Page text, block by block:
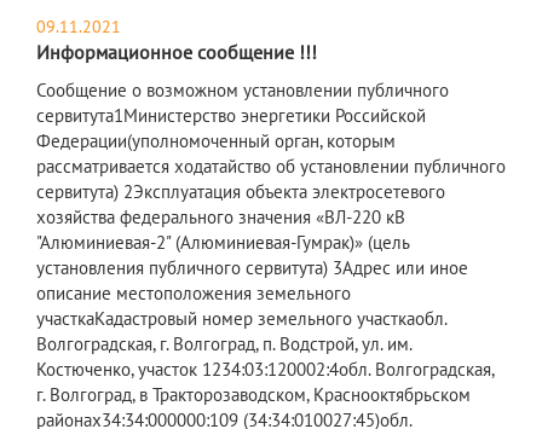
09.11.2021
Информационное сообщение !!!
​Сообщение о возможном установлении публичного
сервитута1Министерство энергетики Российской
Федерации(уполномоченный орган, которым
рассматривается ходатайство об установлении публичного
сервитута) 2Эксплуатация объекта электросетевого
хозяйства федерального значения «ВЛ-220 кВ
"Алюминиевая-2" (Алюминиевая-Гумрак)» (цель
установления публичного сервитута) 3Адрес или иное
описание местоположения земельного
участкаКадастровый номер земельного участкаобл.
Волгоградская, г. Волгоград, п. Водстрой, ул. им.
Костюченко, участок 1234:03:120002:4обл. Волгоградская,
г. Волгоград, в Тракторозаводском, Краснооктябрьском
районах34:34:000000:109 (34:34:010027:45)обл.